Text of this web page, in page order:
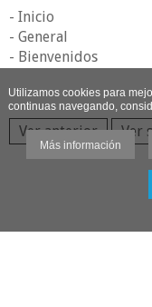
- Inicio
- General
- Bienvenidos
Ver anterior Ver
Utilizamos cookies para
continuas navegando,
Más información